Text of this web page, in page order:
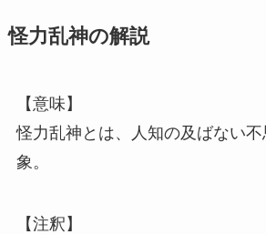
怪力乱神の解説
【意味】
怪力乱神とは、人知の及ばない
象。
【注釈】